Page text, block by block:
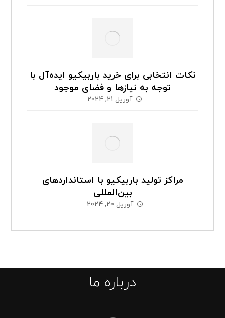
نکات انتخابی برای خرید باربیکیو ایده‌آل با
توجه به نیازها و فضای موجود
آوریل 21, 2024
مراکز تولید باربیکیو با استانداردهای
بین‌المللی
آوریل 20, 2024
درباره ما